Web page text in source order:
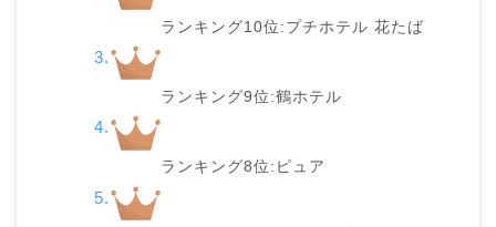
ランキング10位:プチホテル 花たば
ランキング9位:鶴ホテル
ランキング8位:ピュア